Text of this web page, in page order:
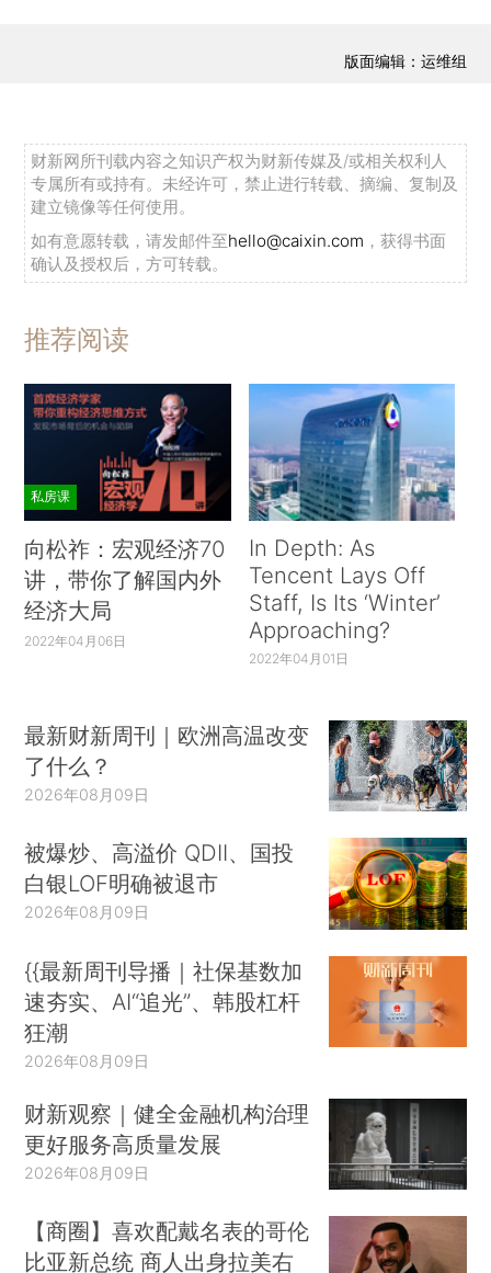
版面编辑：运维组
财新网所刊载内容之知识产权为财新传媒及/或相关权利人
专属所有或持有。未经许可，禁止进行转载、摘编、复制及
建立镜像等任何使用。
如有意愿转载，请发邮件至hello@caixin.com ，获得书面
确认及授权后，方可转载。
推荐阅读
私房课
向松祚：宏观经济70
讲，带你了解国内外
经济大局
2022年04月06日
In Depth: As
Tencent Lays Off
Staff, Is Its ‘Winter’
Approaching?
2022年04月01日
最新财新周刊｜欧洲高温改变
了什么？
2026年08月09日
被爆炒、高溢价 QDII、国投
白银LOF明确被退市
2026年08月09日
{{最新周刊导播｜社保基数加
速夯实、AI“追光”、韩股杠杆
狂潮
2026年08月09日
财新观察｜健全金融机构治理
更好服务高质量发展
2026年08月09日
【商圈】喜欢配戴名表的哥伦
比亚新总统 商人出身拉美右